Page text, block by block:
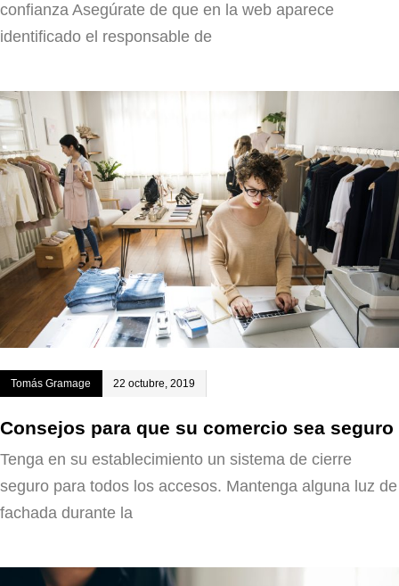
confianza Asegúrate de que en la web aparece
identificado el responsable de
Tomás Gramage 22 octubre, 2019
Consejos para que su comercio sea seguro
Tenga en su establecimiento un sistema de cierre
seguro para todos los accesos. Mantenga alguna luz de
fachada durante la